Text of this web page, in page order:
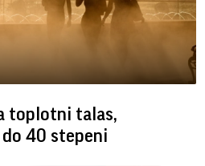
toplotni talas,
40 stepeni